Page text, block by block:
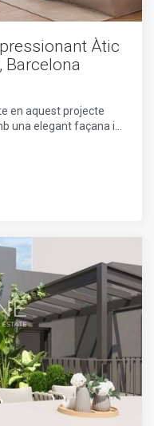
Àtic
Barcelona
en aquest projecte
una elegant façana i
àtic dúplex amb 3
de 59 m². Situat al
aquesta
als detalls. Els
hi, amb sostres alts,
de primera qualitat a
creant una
a relaxar-se.A la
de gran mida,
Dues d'aquestes
banys ensuite,
una zona de sala
planta,
i l'entreteniment.En
per una àmplia sala